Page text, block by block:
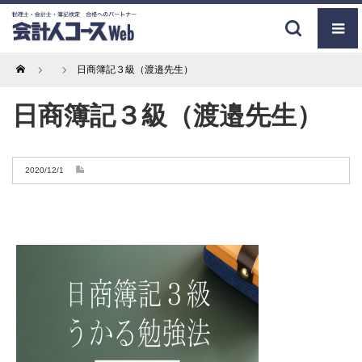
Home 日商簿記３級（渡邉先生）
日商簿記３級（渡邉先生）
2020/12/1